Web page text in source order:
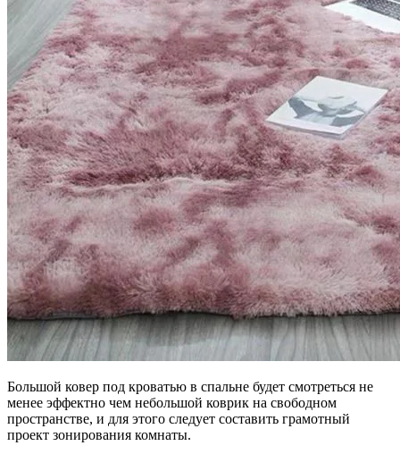
Большой ковер под кроватью в спальне будет смотреться не
менее эффектно чем небольшой коврик на свободном
пространстве, и для этого следует составить грамотный
проект зонирования комнаты.